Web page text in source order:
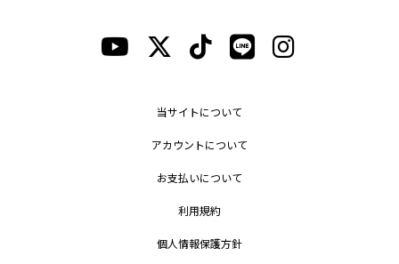
当サイトについて
アカウントについて
お支払いについて
利用規約
個人情報保護方針